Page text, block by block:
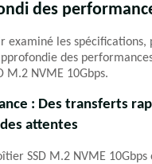
des
examiné les spécifications,
des
M.2 NVME 10Gbps.
: Des transferts
attentes
SSD M.2 NVME